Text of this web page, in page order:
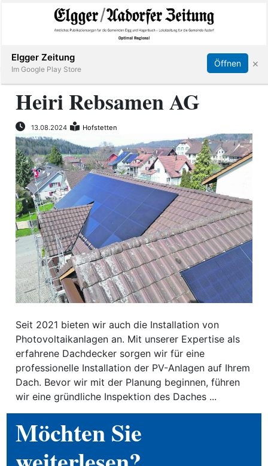
Elgg
Aadorf
Hagenbuch
E-
Paper
App
Region
Abonnieren Online Anmelden Anmelden
Heiri Rebsamen AG
13.08.2024 Hofstetten
Seit 2021 bieten wir auch die Installation von
Photovoltaikanlagen an. Mit unserer Expertise als
erfahrene Dachdecker sorgen wir für eine
professionelle Installation der PV-Anlagen auf Ihrem
Dach. Bevor wir mit der Planung beginnen, führen
wir eine gründliche Inspektion des Daches ...
Möchten Sie
Elgger Zeitung
Im Google Play Store
Öffnen ×